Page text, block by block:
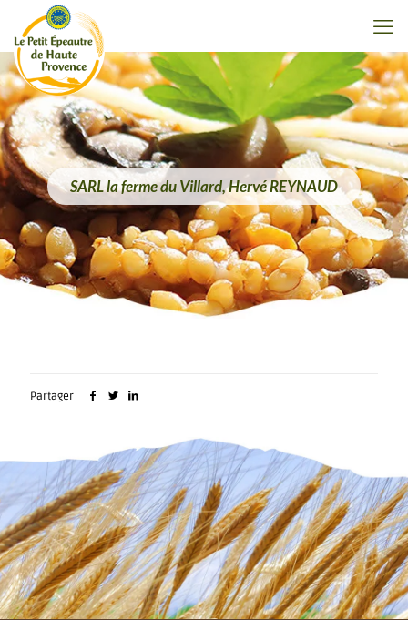
SARL la ferme du Villard, Hervé REYNAUD
Partager